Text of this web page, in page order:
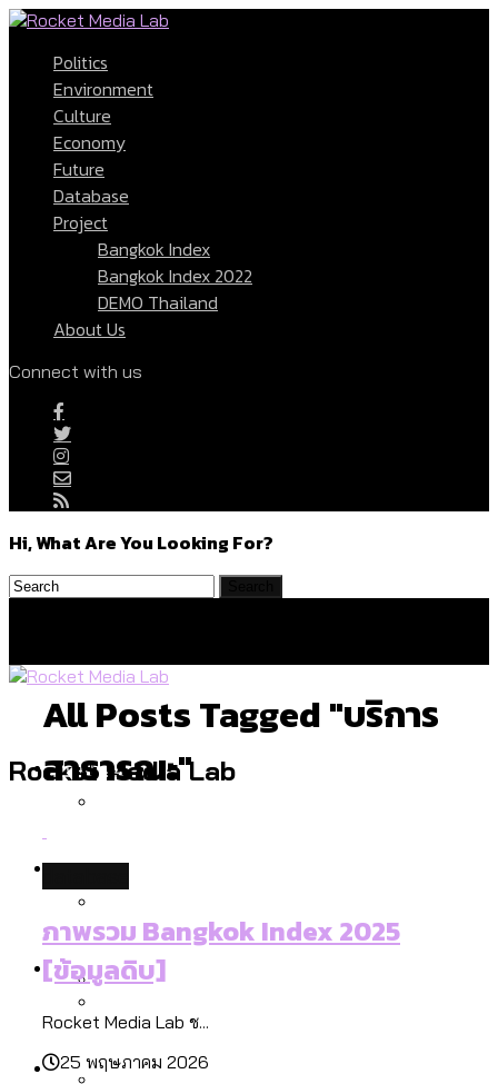
Politics
Environment
Culture
Economy
Future
Database
Project
Bangkok Index
Bangkok Index 2022
DEMO Thailand
About Us
Connect with us
Hi, What Are You Looking For?
Rocket Media Lab
Politics
สำรวจร่างงบปี 70 ของ กทม. สำนักการ
จราจรฯ เพิ่ม 150% มีเพียง 5 เขตที่งบเพิ่ม
โดยเขตจตุจักรสูงสุด
เมื่อแยกท่องเที่ยวออกจากกีฬา กระทรวง
ใหม่จะมีงบฯ ประมาณเท่าไร
Environment
สำรวจเหตุไฟไหม้ในกรุงเทพฯ ส่วนใหญ่มา
จากไฟฟ้าลัดวงจร เขตจตุจักรเกิดไฟฟ้า
ลัดวงจรมากที่สุด
Culture
โลกใบเดียว สิทธิไม่เท่ากัน: กฎหมายการ
Economy
All Posts Tagged "บริการ
สาธารณะ"
ภาพรวม Bangkok Index 2025
[ข้อมูลดิบ]
Rocket Media Lab ช...
25 พฤษภาคม 2026